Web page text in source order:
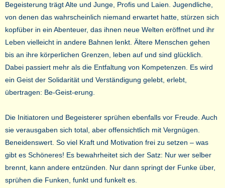
Begeisterung trägt Alte und Junge, Profis und Laien. Jugendliche,
von denen das wahrscheinlich niemand erwartet hatte, stürzen sich
kopfüber in ein Abenteuer, das ihnen neue Welten eröffnet und ihr
Leben vielleicht in andere Bahnen lenkt. Ältere Menschen gehen
bis an ihre körperlichen Grenzen, leben auf und sind glücklich.
Dabei passiert mehr als die Entfaltung von Kompetenzen. Es wird
ein Geist der Solidarität und Verständigung gelebt, erlebt,
übertragen: Be-Geist-erung.
Die Initiatoren und Begeisterer sprühen ebenfalls vor Freude. Auch
sie verausgaben sich total, aber offensichtlich mit Vergnügen.
Beneidenswert. So viel Kraft und Motivation frei zu setzen – was
gibt es Schöneres! Es bewahrheitet sich der Satz: Nur wer selber
brennt, kann andere entzünden. Nur dann springt der Funke über,
sprühen die Funken, funkt und funkelt es.